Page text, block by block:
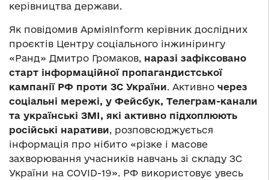
керівництва держави.
Як повідомив АрміяInform керівник дослідних
проєктів Центру соціального інжинірингу
«Ранд» Дмитро Громаков, наразі зафіксовано
старт інформаційної пропагандистської
кампанії РФ проти ЗС України. Активно через
соціальні мережі, у Фейсбук, Телеграм-канали
та українські ЗМІ, які активно підхоплюють
російські наративи, розповсюджується
інформація про нібито «різке і масове
захворювання учасників навчань зі складу ЗС
України на COVID-19». РФ використовує увесь